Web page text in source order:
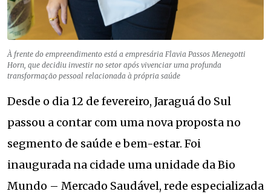
À frente do empreendimento está a empresária Flavia Passos Menegotti
Horn, que decidiu investir no setor após vivenciar uma profunda
transformação pessoal relacionada à própria saúde
Desde o dia 12 de fevereiro, Jaraguá do Sul
passou a contar com uma nova proposta no
segmento de saúde e bem-estar. Foi
inaugurada na cidade uma unidade da Bio
Mundo – Mercado Saudável, rede especializada